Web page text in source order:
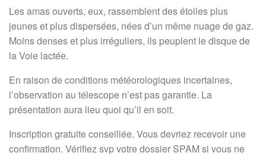
Les amas ouverts, eux, rassemblent des étoiles plus
jeunes et plus dispersées, nées d’un même nuage de gaz.
Moins denses et plus irréguliers, ils peuplent le disque de
la Voie lactée.
En raison de conditions météorologiques incertaines,
l’observation au télescope n’est pas garantie. La
présentation aura lieu quoi qu’il en soit.
Inscription gratuite conseillée. Vous devriez recevoir une
confirmation. Vérifiez svp votre dossier SPAM si vous ne